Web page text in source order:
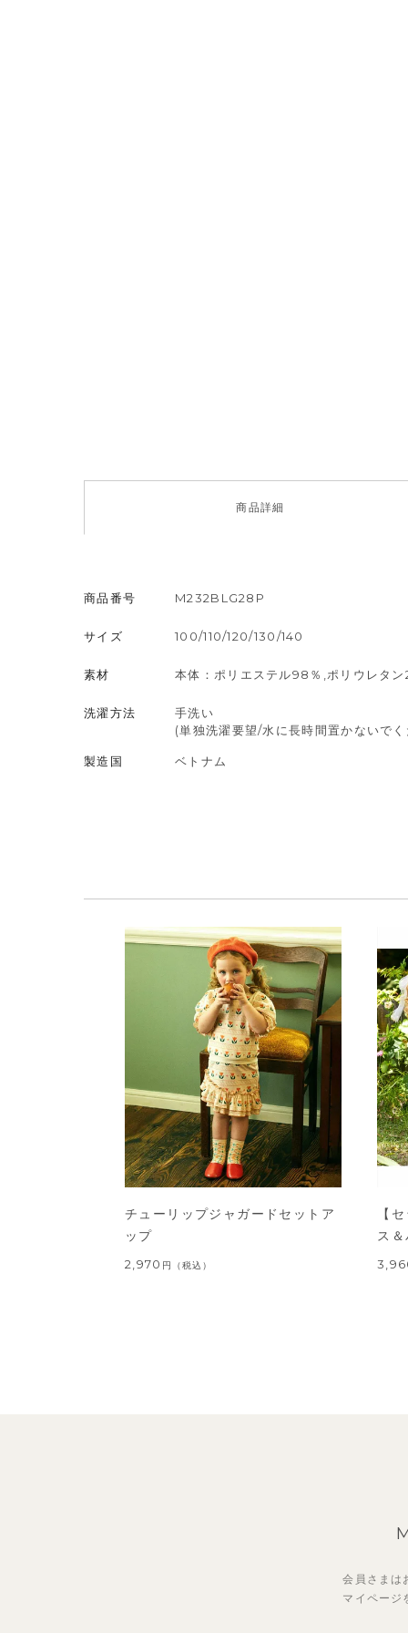
商品詳細
商品番号 M232BLG28P
サイズ 100/110/120/130/140
素材 本体：ポリエステル98％,ポリウレタン
洗濯方法
手洗い
(単独洗濯要望/水に長時間置かないで
製造国 ベトナム
チューリップジャガードセットア
ップ
2,970 円 （税込）
【
ス
会員さまは
マイページ